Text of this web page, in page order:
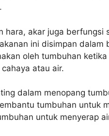
hara, akar juga
ini disimpan
oleh tumbuhan
atau air.
dalam menopang
tumbuhan untuk
untuk menyerap